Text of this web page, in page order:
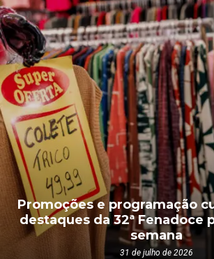
Promoções e programação
destaques da 32ª Fenadoce
semana
31 de julho de 2026